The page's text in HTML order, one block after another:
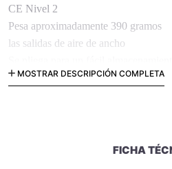
CE Nivel 2
Pesa aproximadamente 390 gramos
las salidas de aire de ancho
55cm (H) x 28 cm (W)
MOSTRAR DESCRIPCIÓN COMPLETA
FICHA